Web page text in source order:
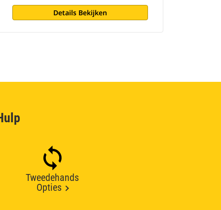
Details Bekijken
Tweedehands
Opties